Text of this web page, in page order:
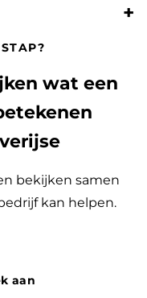
wat een
bekijken samen
kan helpen.
aan